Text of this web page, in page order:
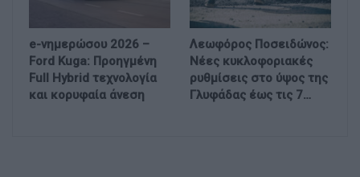
e-νημερώσου 2026 –
Ford Kuga: Προηγμένη
Full Hybrid τεχνολογία
και κορυφαία άνεση
Λεωφόρος Ποσειδώνος:
Νέες κυκλοφοριακές
ρυθμίσεις στο ύψος της
Γλυφάδας έως τις 7…